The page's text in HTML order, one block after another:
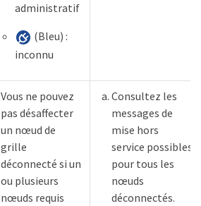
administratif
(Bleu) :
inconnu
Vous ne pouvez
pas désaffecter
un nœud de
grille
déconnecté si un
ou plusieurs
nœuds requis
Consultez les
messages de
mise hors
service possibles
pour tous les
nœuds
déconnectés.